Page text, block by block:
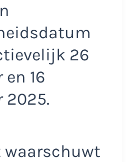
26
16
2025.
waarschuwt